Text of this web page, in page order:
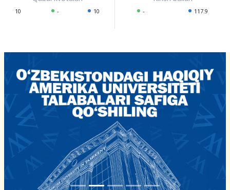
10 - 10 - 117.9